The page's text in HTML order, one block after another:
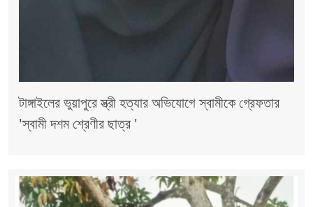
টাঙ্গাইলের ভুয়াপুরে স্ত্রী হত্যার অভিযোগে স্বামীকে গ্রেফতার
'স্বামী দশম শ্রেণীর ছাত্র '